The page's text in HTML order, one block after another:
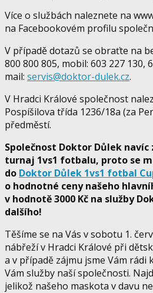
Více o službách naleznete na
na Facebookovém profilu
V případě dotazů se obraťte na
800 800 805, mobil: 603 227 130,
mail: servis@doktor-dulek.cz.
V Hradci Králové společnost
Pospíšilova třída 1236/18a (za
předměstí.
Společnost Doktor Důlek
turnaj 1vs1 fotbalu, proto se
do Doktor Důlek 1vs1 fotbal
o hodnotné ceny našeho
v hodnotě 3000 Kč na služby
dalšího!
Těšíme se na Vás v sobotu 1.
nábřeží v Hradci Králové při
a v případě zájmu jsme Vám rádi
Vám služby naší společnosti.
jelikož našeho maskota v davu